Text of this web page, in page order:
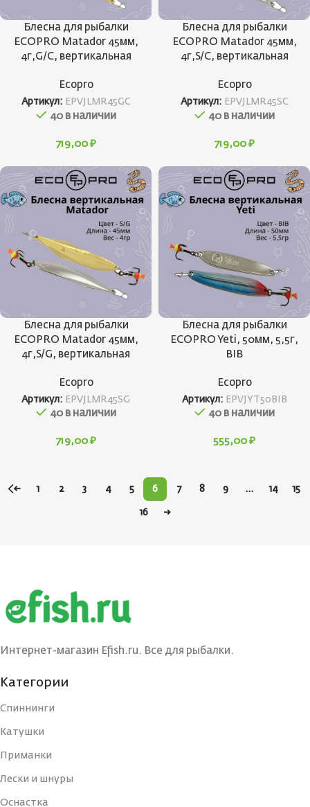
Блесна для рыбалки
ECOPRO Matador 45мм,
4г,G/C, вертикальная
Ecopro
Артикул: EPVJLMR45GC
40 в наличии
719,00 ₽
Блесна для рыбалки
ECOPRO Matador 45мм,
4г,S/C, вертикальная
Ecopro
Артикул: EPVJLMR45SC
40 в наличии
719,00 ₽
Блесна для рыбалки
ECOPRO Matador 45мм,
4г,S/G, вертикальная
Ecopro
Артикул: EPVJLMR45SG
40 в наличии
719,00 ₽
Блесна для рыбалки
ECOPRO Yeti, 50мм, 5,5г,
BIB
Ecopro
Артикул: EPVJYT50BIB
40 в наличии
555,00 ₽
← 1 2 3 4 5 6 7 8 9 … 14 15
16 →
Интернет-магазин Efish.ru. Все для рыбалки.
Категории
Спиннинги
Катушки
Приманки
Лески и шнуры
Оснастка